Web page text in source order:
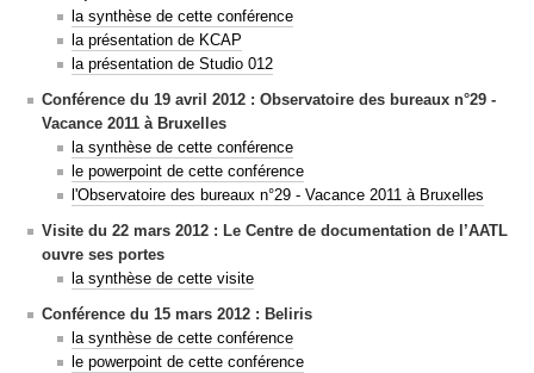
la synthèse de cette conférence
la présentation de KCAP
la présentation de Studio 012
Conférence du 19 avril 2012 : Observatoire des bureaux n°29 -
Vacance 2011 à Bruxelles
la synthèse de cette conférence
le powerpoint de cette conférence
l'Observatoire des bureaux n°29 - Vacance 2011 à Bruxelles
Visite du 22 mars 2012 : Le Centre de documentation de l’AATL
ouvre ses portes
la synthèse de cette visite
Conférence du 15 mars 2012 : Beliris
la synthèse de cette conférence
le powerpoint de cette conférence